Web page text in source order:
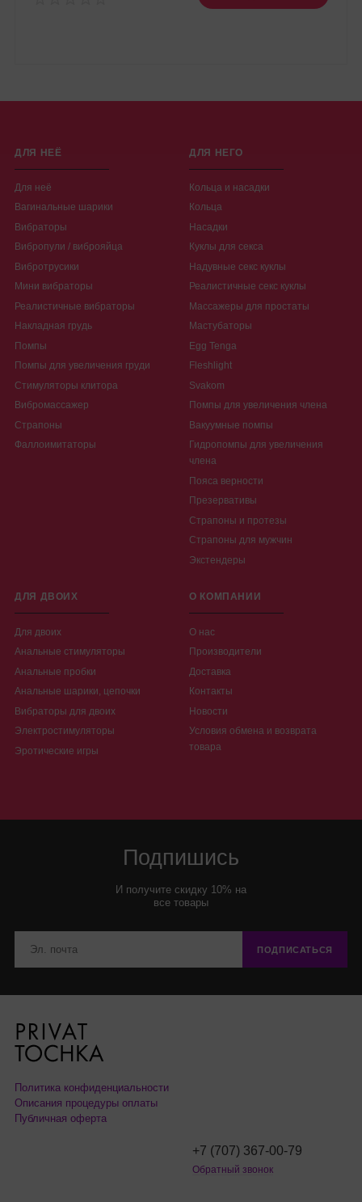
ДЛЯ НЕЁ
Для неё
Вагинальные шарики
Вибраторы
Вибропули / виброяйца
Вибротрусики
Мини вибраторы
Реалистичные вибраторы
Накладная грудь
Помпы
Помпы для увеличения груди
Стимуляторы клитора
Вибромассажер
Страпоны
Фаллоимитаторы
ДЛЯ НЕГО
Кольца и насадки
Кольца
Насадки
Куклы для секса
Надувные секс куклы
Реалистичные секс куклы
Массажеры для простаты
Мастубаторы
Egg Tenga
Fleshlight
Svakom
Помпы для увеличения члена
Вакуумные помпы
Гидропомпы для увеличения
члена
Пояса верности
Презервативы
Страпоны и протезы
Страпоны для мужчин
Экстендеры
ДЛЯ ДВОИХ
Для двоих
Анальные стимуляторы
Анальные пробки
Анальные шарики, цепочки
Вибраторы для двоих
Электростимуляторы
Эротические игры
О КОМПАНИИ
О нас
Производители
Доставка
Контакты
Новости
Условия обмена и возврата
товара
Подпишись
И получите скидку 10% на
все товары
ПОДПИСАТЬСЯ
Политика конфиденциальности
Описания процедуры оплаты
Публичная оферта
+7 (707) 367-00-79
Обратный звонок